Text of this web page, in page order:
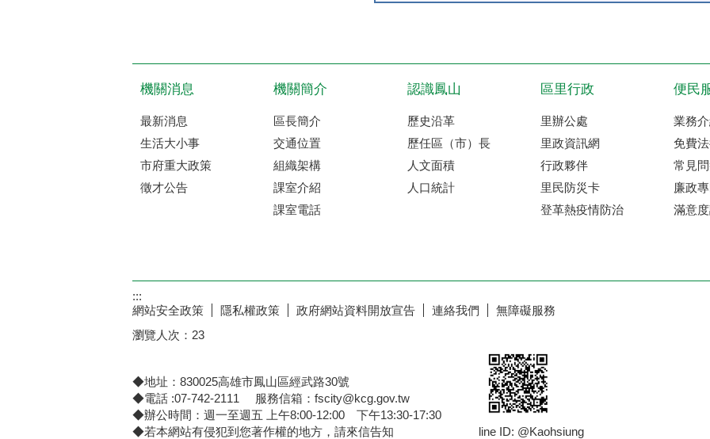
機關消息
最新消息
生活大小事
市府重大政策
徵才公告
機關簡介
區長簡介
交通位置
組織架構
課室介紹
課室電話
認識鳳山
歷史沿革
歷任區（市）長
人文面積
人口統計
區里行政
里辦公處
里政資訊網
行政夥伴
里民防災卡
登革熱疫情防治
便民
業務
免費
常見
廉政
滿意
:::
網站安全政策
隱私權政策 政府網站資料開放宣告 連絡我們
無障礙服務
瀏覽人次： 23
◆地址：830025高雄市鳳山區經武路30號
◆電話 :07-742-2111 服務信箱：fscity@kcg.gov.tw
◆辦公時間：週一至週五 上午8:00-12:00 下午13:30-17:30
◆若本網站有侵犯到您著作權的地方，請來信告知
line ID: @Kaohsiung